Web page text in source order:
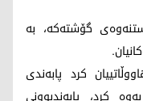
گۆشتەکە، بە
کرد پابەندی